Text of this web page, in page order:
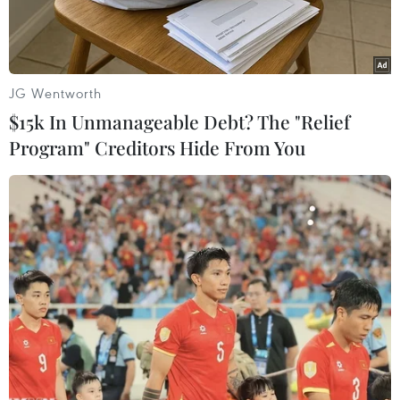
thương.
(Ảnh minh họa: TTXVN phát)
Khoảng 6 giờ 30 phút, ngày 23/2, trên Quốc lộ
1A đoạn qua địa bàn xóm Bắc Sơn, xã Nghi
JG Wentworth
$15k In Unmanageable Debt? The "Relief
Program" Creditors Hide From You